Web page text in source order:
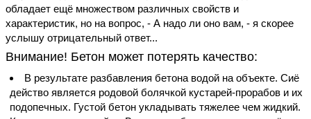
обладает ещё множеством различных свойств и
характеристик, но на вопрос, - А надо ли оно вам, - я скорее
услышу отрицательный ответ...
Внимание! Бетон может потерять качество:
В результате разбавления бетона водой на объекте. Сиё
действо является родовой болячкой кустарей-прорабов и их
подопечных. Густой бетон укладывать тяжелее чем жидкий.